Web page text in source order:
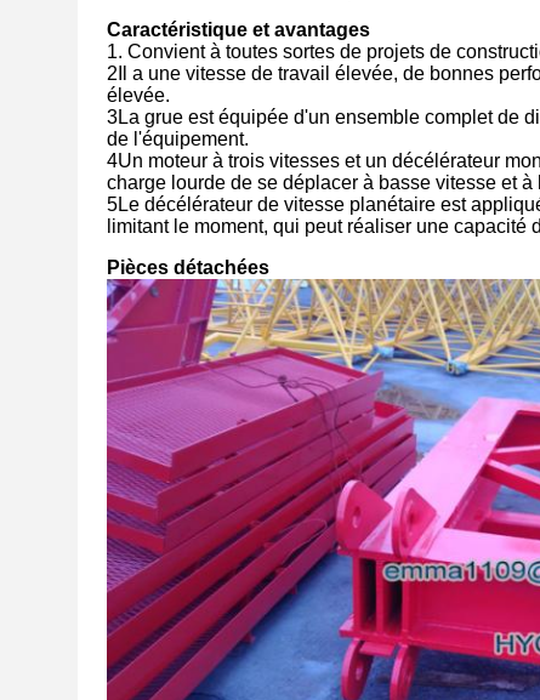
Caractéristique et avantages
1. Convient à toutes sortes de projets de
2Il a une vitesse de travail élevée, de bonnes
élevée.
3La grue est équipée d'un ensemble complet de
de l'équipement.
4Un moteur à trois vitesses et un décélérateur
charge lourde de se déplacer à basse vitesse et
5Le décélérateur de vitesse planétaire est
limitant le moment, qui peut réaliser une
Pièces détachées